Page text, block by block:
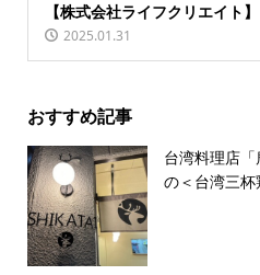
【株式会社ライフクリエイト】
2025.01.31
おすすめ記事
台湾料理店
の＜台湾三